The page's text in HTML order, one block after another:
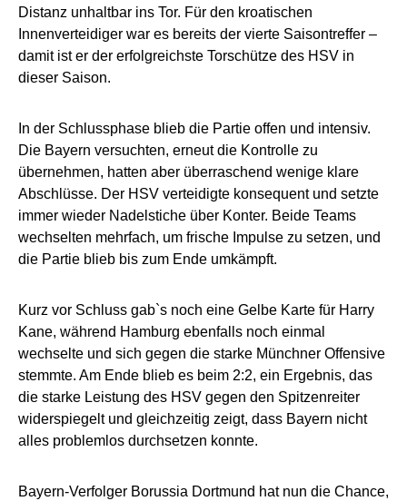
Distanz unhaltbar ins Tor. Für den kroatischen
Innenverteidiger war es bereits der vierte Saisontreffer –
damit ist er der erfolgreichste Torschütze des HSV in
dieser Saison.
In der Schlussphase blieb die Partie offen und intensiv.
Die Bayern versuchten, erneut die Kontrolle zu
übernehmen, hatten aber überraschend wenige klare
Abschlüsse. Der HSV verteidigte konsequent und setzte
immer wieder Nadelstiche über Konter. Beide Teams
wechselten mehrfach, um frische Impulse zu setzen, und
die Partie blieb bis zum Ende umkämpft.
Kurz vor Schluss gab`s noch eine Gelbe Karte für Harry
Kane, während Hamburg ebenfalls noch einmal
wechselte und sich gegen die starke Münchner Offensive
stemmte. Am Ende blieb es beim 2:2, ein Ergebnis, das
die starke Leistung des HSV gegen den Spitzenreiter
widerspiegelt und gleichzeitig zeigt, dass Bayern nicht
alles problemlos durchsetzen konnte.
Bayern-Verfolger Borussia Dortmund hat nun die Chance,